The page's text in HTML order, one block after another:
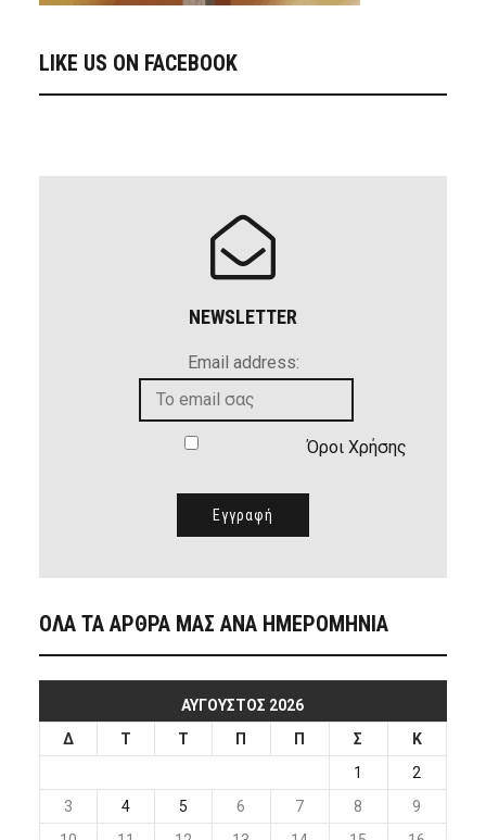
LIKE US ON FACEBOOK
NEWSLETTER
Email address:
Όροι Χρήσης
ΟΛΑ ΤΑ ΑΡΘΡΑ ΜΑΣ ΑΝΑ ΗΜΕΡΟΜΗΝΙΑ
ΑΎΓΟΥΣΤΟΣ 2026
Δ
Τ Τ Π Π Σ
Κ
1
2
3
4 5 6 7 8
9